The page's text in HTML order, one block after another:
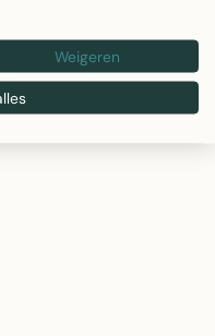
Reed Diffuser Essential
Accords Seductive
Rose – rietverspreider
€34,90
Weigeren